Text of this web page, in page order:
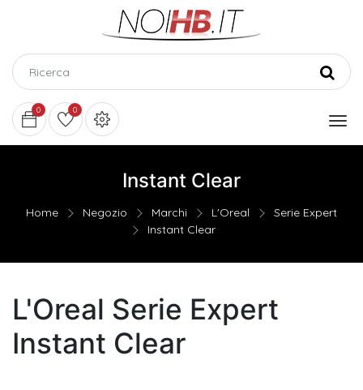
0 0
Instant Clear
Home Negozio Marchi L'Oreal
Serie Expert
Instant Clear
L'Oreal Serie Expert
Instant Clear